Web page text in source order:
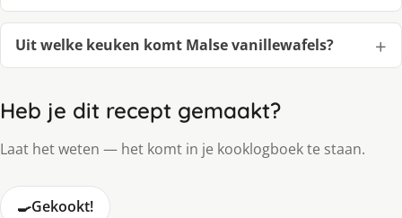
Uit welke keuken komt Malse vanillewafels?
Heb je dit recept gemaakt?
Laat het weten — het komt in je kooklogboek te staan.
🍳Gekookt!